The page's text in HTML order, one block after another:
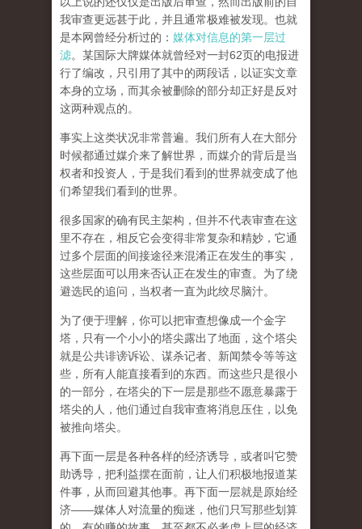
我审查更远甚于此，并且通常极难被发现。 也就
是本网曾经分析过的： 媒体对信息的第一层过
滤。某国际大牌媒体就曾经对一封62页的电报进
行了编改，只引用了其中的两段话，以证实文章
本身的立场，而其余被删除的部分却正好是反对
这两种观点的。
事实上这类状况非常普遍。我们所有人在大部分
时候都通过媒介来了解世界，而媒介的背后是当
权者和投资人，于是我们看到的世界就变成了他
们希望我们看到的世界。
很多国家的确有民主架构，但并不代表审查在这
里不存在，相反它会变得非常复杂和精妙，它通
过多个层面的间接途径来混淆正在发生的事实，
这些层面可以用来否认正在发生的审查。为了绕
避选民的追问，当权者一直为此绞尽脑汁。
为了便于理解，你可以把审查想像成一个金字
塔，只有一个小小的塔尖露出了地面，这个塔尖
就是公共诽谤诉讼、谋杀记者、新闻禁令等等这
些，所有人能直接看到的东西。而这些只是很小
的一部分，在塔尖的下一层是那些不愿意暴露于
塔尖的人，他们通过自我审查将消息压住，以免
被推向塔尖。
再下面一层是各种各样的经济诱导，或者叫它赞
助诱导，把利益摆在面前，让人们积极地报道某
件事，从而回避其他事。再下面一层就是原始经
济——媒体人对流量的痴迷，他们只写那些划算